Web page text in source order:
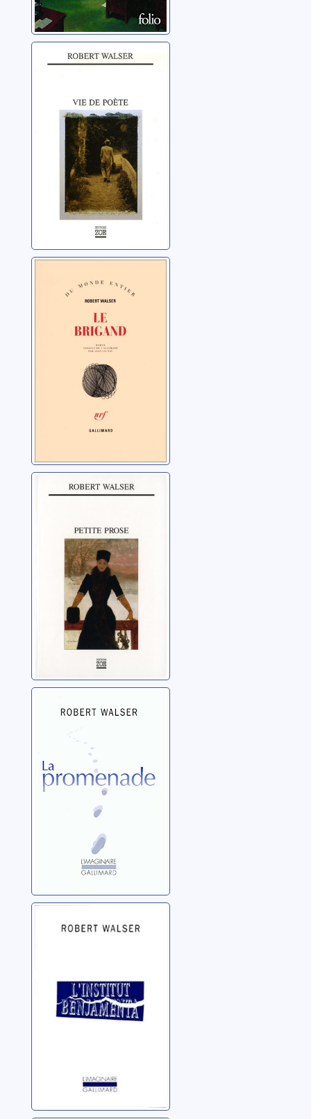
L'homme à tout
Walser, Robert
roman
Walser, Robert
Petite prose
Benjamenta